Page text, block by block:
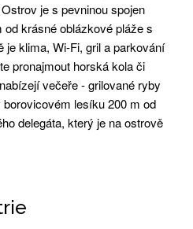
je s pevninou spojen
krásné oblázkové pláže s
klima, Wi-Fi, gril a parkování
pronajmout horská kola či
večeře - grilované ryby
lesíku 200 m od
delegáta, který je na ostrově